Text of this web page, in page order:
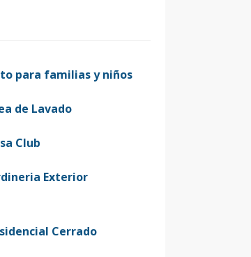
para familias y niños
de Lavado
Club
Exterior
Cerrado